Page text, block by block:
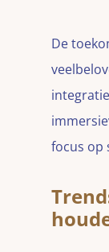
De
focus op